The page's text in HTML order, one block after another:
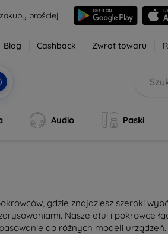
prościej
Blog Cashback Zwrot towaru
Audio Paski
gdzie znajdziesz szeroki
Nasze etui i pokrowce
do różnych modeli